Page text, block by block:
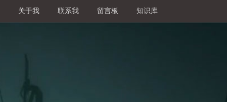
关于我 联系我 留言板 知识库